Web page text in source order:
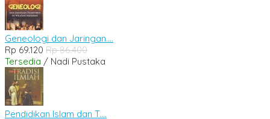
Geneologi dan Jaringan....
Rp 69.120 Rp 86.400
Tersedia / Nadi Pustaka
Pendidikan Islam dan T....